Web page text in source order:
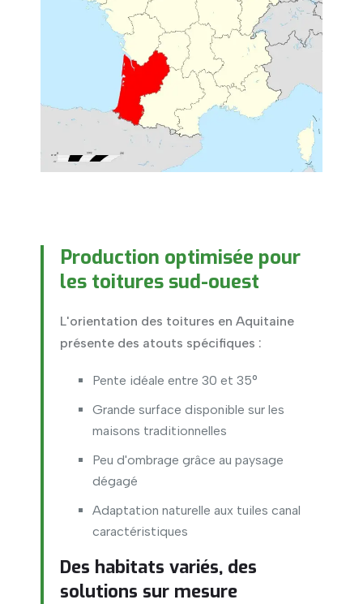
Production optimisée pour
les toitures sud-ouest
L'orientation des toitures en Aquitaine
présente des atouts spécifiques :
Pente idéale entre 30 et 35°
Grande surface disponible sur les
maisons traditionnelles
Peu d'ombrage grâce au paysage
dégagé
Adaptation naturelle aux tuiles canal
caractéristiques
Des habitats variés, des
solutions sur mesure